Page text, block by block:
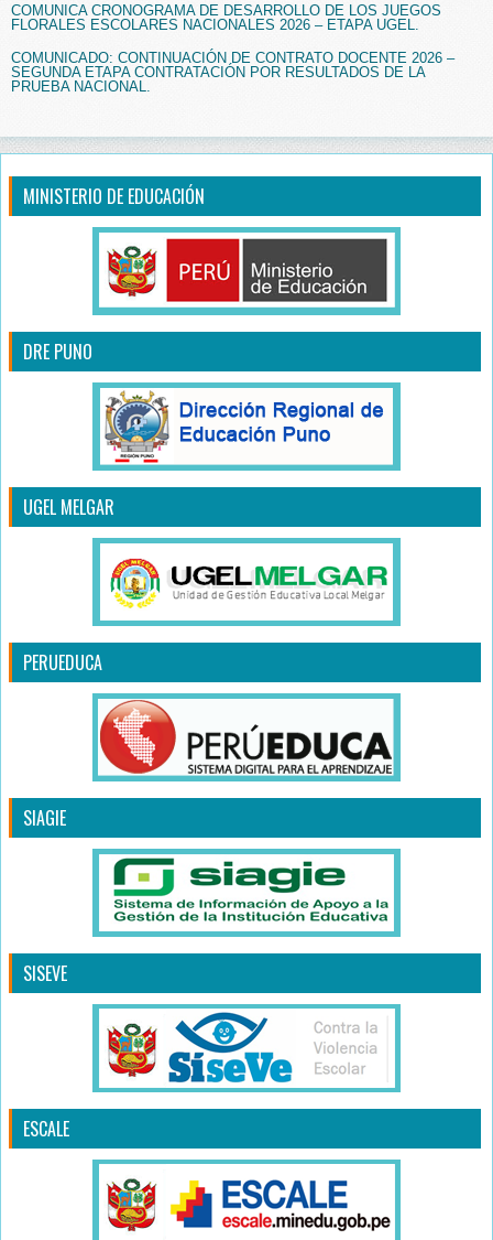
COMUNICA CRONOGRAMA DE DESARROLLO DE LOS JUEGOS
FLORALES ESCOLARES NACIONALES 2026 – ETAPA UGEL.
COMUNICADO: CONTINUACIÓN DE CONTRATO DOCENTE 2026 –
SEGUNDA ETAPA CONTRATACIÓN POR RESULTADOS DE LA
PRUEBA NACIONAL.
MINISTERIO DE EDUCACIÓN
DRE PUNO
UGEL MELGAR
PERUEDUCA
SIAGIE
SISEVE
ESCALE